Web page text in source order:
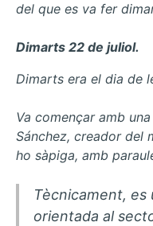
del que es va fer
Dimarts 22 de juliol.
Dimarts era el dia de
Va començar amb
Sánchez, creador del
ho sàpiga, amb
Tècnicament, es
orientada al